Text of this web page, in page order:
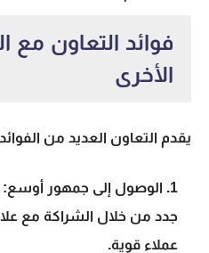
فوائد التعاون مع
الأخرى
يقدم التعاون العديد من
الوصول إلى جمهور أوسع:
جدد من خلال الشراكة مع
عملاء قوية.